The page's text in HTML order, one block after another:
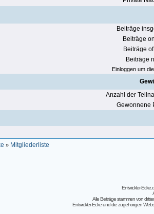
Beiträge
Beiträge
Beiträge
Beiträge
Einloggen um
Anzahl der
Gewonnene
» Mitgliederliste
Entwickler-
Alle Beiträge stammen von
Entwickler-Ecke und die zugehörigen